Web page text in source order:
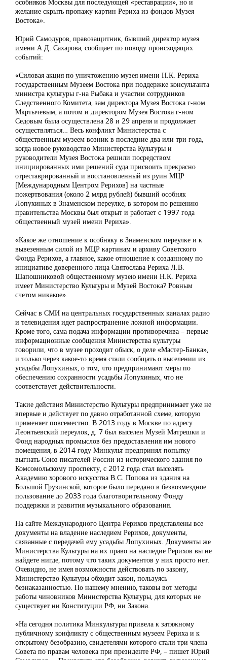
желание скрыть пропажу картин Рериха из фондов Музея
Востока».
Юрий Самодуров, правозащитник, бывший директор музея
имени А.Д. Сахарова, сообщает по поводу происходящих
событий:
«Силовая акция по уничтожению музея имени Н.К. Рериха
государственным Музеем Востока при поддержке консультанта
министра культуры г-на Рыбака и участии сотрудников
Следственного Комитета, зам директора Музея Востока г-ном
Мкртычевым, а потом и директором Музея Востока г-ном
Седовым была осуществлена 28 и 29 апреля и продолжает
осуществляться… Весь конфликт Министерства с
общественным музеем возник в последние два или три года,
когда новое руководство Министерства Культуры и
руководители Музея Востока решили посредством
инициированных ими решений суда присвоить прекрасно
отреставрированный и восстановленный из руин МЦР
[Международным Центром Рерихов] на частные
пожертвования (около 2 млрд рублей) бывший особняк
Лопухиных в Знаменском переулке, в котором по решению
правительства Москвы был открыт и работает с 1997 года
общественный музей имени Рериха».
«Какое же отношение к особняку в Знаменском переулке и к
вывезенным силой из МЦР картинам и архиву Советского
Фонда Рерихов, а главное, какое отношение к созданному по
инициативе доверенного лица Святослава Рериха Л.В.
Шапошниковой общественному музею имени Н.К. Рериха
имеет Министерство Культуры и Музей Востока? Ровным
счетом никакое».
Сейчас в СМИ на центральных государственных каналах радио
и телевидения идет распространение ложной информации.
Кроме того, сама подача информации противоречива – первые
информационные сообщения Министерства культуры
говорили, что в музее проходит обыск, о деле «Мастер-Банка»,
и только через какое-то время стали сообщать о выселении из
усадьбы Лопухиных, о том, что предпринимают меры по
обеспечению сохранности усадьбы Лопухиных, что не
соответствует действительности.
Такие действия Министерство Культуры предпринимает уже не
впервые и действует по давно отработанной схеме, которую
применяет повсеместно. В 2013 году в Москве по адресу
Леонтьевский переулок, д. 7 был выселен Музей Матрешки и
Фонд народных промыслов без предоставления им нового
помещения, в 2014 году Минкульт предпринял попытку
выгнать Союз писателей России из исторического здания по
Комсомольскому проспекту, с 2012 года стал выселять
Академию хорового искусства В.С. Попова из здания на
Большой Грузинской, которое было передано в безвозмездное
пользование до 2033 года благотворительному Фонду
поддержки и развития музыкального образования.
На сайте Международного Центра Рерихов представлены все
документы на владение наследием Рерихов, документы,
связанные с передачей ему усадьбы Лопухиных. Документы же
Министерства Культуры на их право на наследие Рерихов вы не
найдете нигде, потому что таких документов у них просто нет.
Очевидно, не имея возможности действовать по закону,
Министерство Культуры обходит закон, пользуясь
безнаказанностью. По нашему мнению, таковы вот методы
работы чиновников Министерства Культуры, для которых не
существует ни Конституции РФ, ни Закона.
«На сегодня политика Минкультуры привела к затяжному
публичному конфликту с общественным музеем Рериха и к
открытому безобразию, свидетелями которого стали три члена
Совета по правам человека при президенте РФ, – пишет Юрий